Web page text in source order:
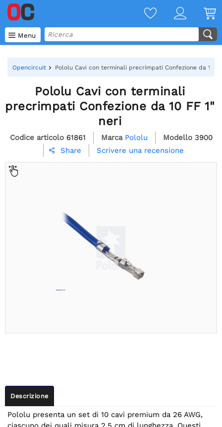
 Menu
Opencircuit Pololu Cavi con terminali precrimpati Confezione da 10
Pololu Cavi con terminali
precrimpati Confezione da 10 FF 1"
neri
Codice articolo 61861 Marca Pololu Modello 3900
 Share Scrivere una recensione
Descrizione
Pololu presenta un set di 10 cavi premium da 26 AWG,